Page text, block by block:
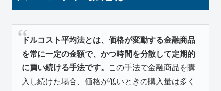
ドルコスト平均法とは、価格が変動する金融商品
を常に一定の金額で、かつ時間を分散して定期的
に買い続ける手法です。
この手法で金融商品を購
入し続けた場合、価格が低いときの購入量は多く